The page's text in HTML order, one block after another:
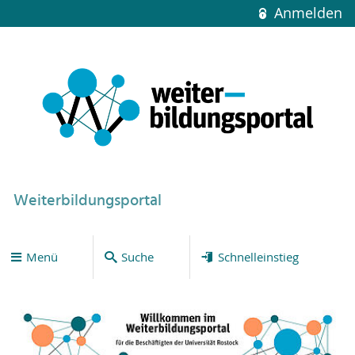
Anmelden
Weiterbildungsportal
Menü Suche Schnelleinstieg